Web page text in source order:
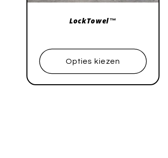
LockTowel™
Opties kiezen